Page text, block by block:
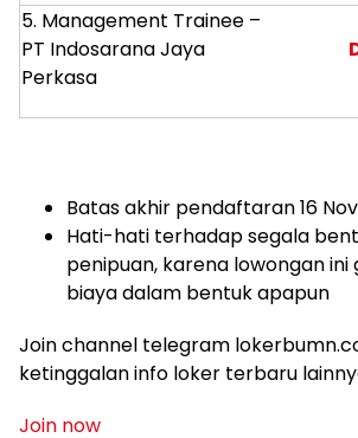
5. Management Trainee –
PT Indosarana Jaya
Perkasa
Batas akhir pendaftaran 16
Hati-hati terhadap segala
penipuan, karena lowongan
biaya dalam bentuk apapun
Join channel telegram
ketinggalan info loker terbaru
Join now